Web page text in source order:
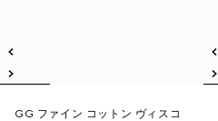
GG ファイン コットン ヴィスコ